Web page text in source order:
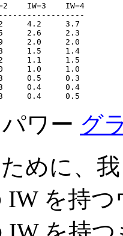
IW=3    IW=4
4.2     3.7
2.6     2.3
2.0     2.0
1.5     1.4
1.1     1.5
1.0     1.0
0.5     0.3
0.4     0.4
ワー グ
めに、
IW を持